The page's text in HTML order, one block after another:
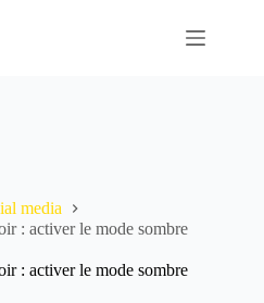
media
: activer le mode sombre
: activer le mode sombre